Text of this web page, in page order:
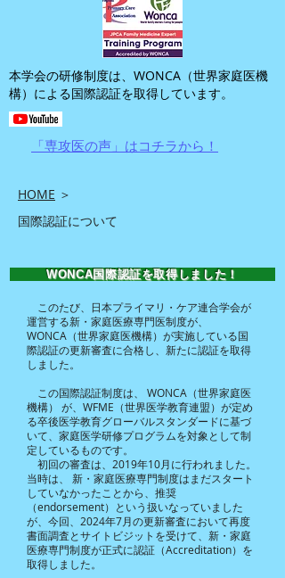
本学会の研修制度は、WONCA（世界家庭医機
構）による国際認証を取得しています。
「専攻医の声」は​コチラから！
HOME ＞
国際認証について
WONCA国際認証を取得しました！
このたび、日本プライマリ・ケア連合学会が
運営する新・家庭医療専門医制度が、
WONCA（世界家庭医機構）が実施している国
際認証の更新審査に合格し、新たに認証を取得
しました。
この国際認証制度は、 WONCA（世界家庭医
機構） が、WFME（世界医学教育連盟）が定め
る卒後医学教育グローバルスタンダードに基づ
いて、家庭医学研修プログラムを対象として制
定しているものです。
初回の審査は、2019年10月に行われました。
当時は、 新・家庭医療専門制度はまだスタート
していなかったことから、推奨
（endorsement）という扱いなっていました
が、今回、2024年7月の更新審査において再度
書面調査とサイトビジットを受けて、新・家庭
医療専門制度が正式に認証（Accreditation）を
取得しました。